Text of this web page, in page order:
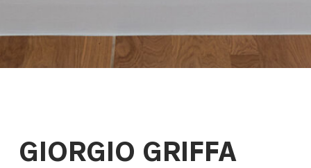
GIORGIO GRIFFA